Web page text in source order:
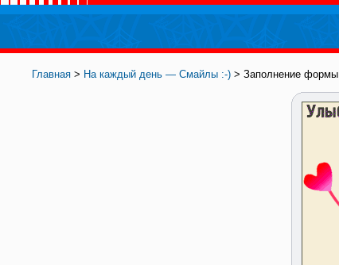
Главная > На каждый день — Смайлы :-) > Заполнение формы